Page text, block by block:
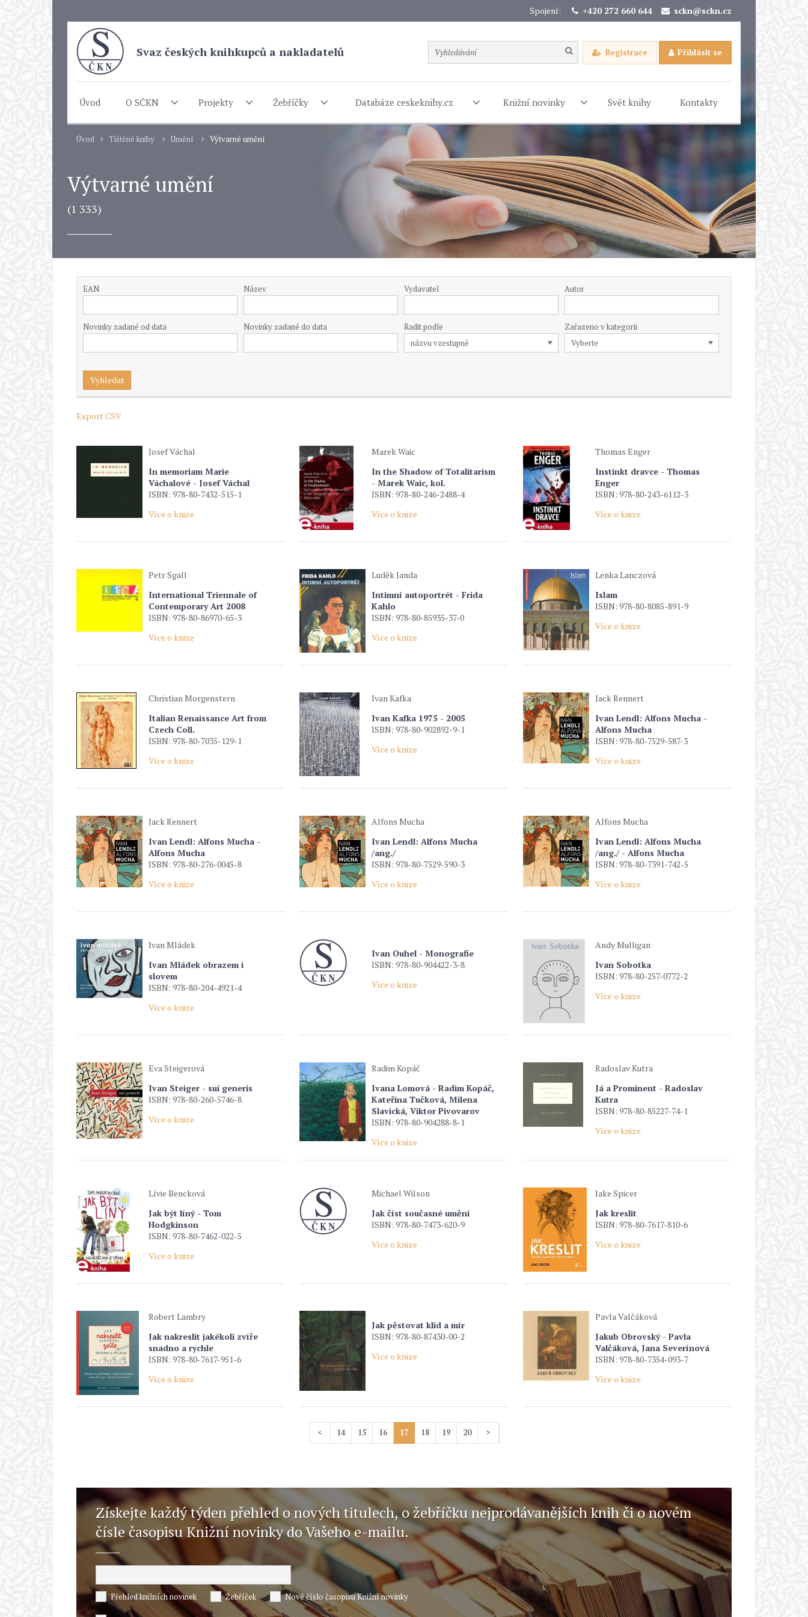
Spojení: +420 272 660 644 sckn@sckn.cz
Svaz českých knihkupců a nakladatelů Registrace Přihlásit se
Úvod O SČKN Projekty Žebříčky Databáze ceskeknihy.cz Knižní novinky Svět knihy Kontakty
Úvod Tištěné knihy Umění Výtvarné umění
Výtvarné umění
(1 333)
EAN Název Vydavatel Autor
Novinky zadané od data Novinky zadané do data Řadit podle Zařazeno v kategorii
Export CSV
Josef Váchal
In memoriam Marie
Váchalové - Josef Váchal
ISBN: 978-80-7432-515-1
Více o knize
Marek Waic
In the Shadow of Totalitarism
- Marek Waic, kol.
ISBN: 978-80-246-2488-4
Více o knize
Thomas Enger
Instinkt dravce - Thomas
Enger
ISBN: 978-80-243-6112-3
Více o knize
Petr Sgall
International Triennale of
Contemporary Art 2008
ISBN: 978-80-86970-65-3
Více o knize
Luděk Janda
Intimní autoportrét - Frida
Kahlo
ISBN: 978-80-85935-37-0
Více o knize
Lenka Lanczová
Islam
ISBN: 978-80-8085-891-9
Více o knize
Christian Morgenstern
Italian Renaissance Art from
Czech Coll.
ISBN: 978-80-7035-129-1
Více o knize
Ivan Kafka
Ivan Kafka 1975 - 2005
ISBN: 978-80-902892-9-1
Více o knize
Jack Rennert
Ivan Lendl: Alfons Mucha -
Alfons Mucha
ISBN: 978-80-7529-587-3
Více o knize
Jack Rennert
Ivan Lendl: Alfons Mucha -
Alfons Mucha
ISBN: 978-80-276-0045-8
Více o knize
Alfons Mucha
Ivan Lendl: Alfons Mucha
/ang./
ISBN: 978-80-7529-590-3
Více o knize
Alfons Mucha
Ivan Lendl: Alfons Mucha
/ang./ - Alfons Mucha
ISBN: 978-80-7391-742-5
Více o knize
Ivan Mládek
Ivan Mládek obrazem i
slovem
ISBN: 978-80-204-4921-4
Více o knize
Ivan Ouhel - Monografie
ISBN: 978-80-904422-3-8
Více o knize
Andy Mulligan
Ivan Sobotka
ISBN: 978-80-257-0772-2
Více o knize
Eva Steigerová
Ivan Steiger - sui generis
ISBN: 978-80-260-5746-8
Více o knize
Radim Kopáč
Ivana Lomová - Radim Kopáč,
Kateřina Tučková, Milena
Slavická, Viktor Pivovarov
ISBN: 978-80-904288-8-1
Více o knize
Radoslav Kutra
Já a Prominent - Radoslav
Kutra
ISBN: 978-80-85227-74-1
Více o knize
Lívie Bencková
Jak být líný - Tom
Hodgkinson
ISBN: 978-80-7462-022-5
Více o knize
Michael Wilson
Jak číst současné umění
ISBN: 978-80-7473-620-9
Více o knize
Jake Spicer
Jak kreslit
ISBN: 978-80-7617-810-6
Více o knize
Robert Lambry
Jak nakreslit jakékoli zvíře
snadno a rychle
ISBN: 978-80-7617-951-6
Více o knize
Jak pěstovat klid a mír
ISBN: 978-80-87430-00-2
Více o knize
Pavla Valčáková
Jakub Obrovský - Pavla
Valčáková, Jana Severínová
ISBN: 978-80-7354-093-7
Více o knize
< 14 15 16 17 18 19 20 >
Získejte každý týden přehled o nových titulech, o žebříčku nejprodávanějších knih či o novém
čísle časopisu Knižní novinky do Vašeho e-mailu.
Přehled knižních novinek Žebříček Nové číslo časopisu Knižní novinky